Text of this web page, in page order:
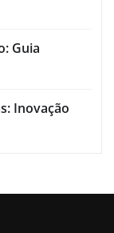
Guia
Inovação